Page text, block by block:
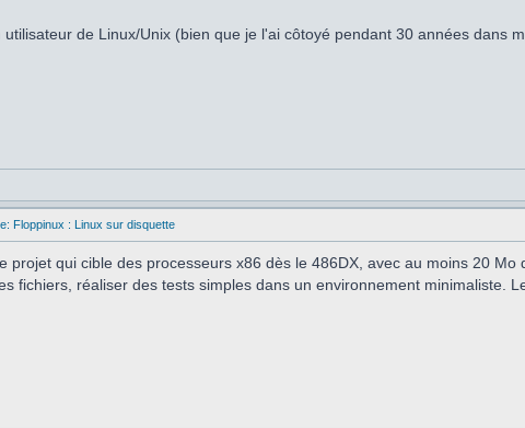
utilisateur de Linux/Unix (bien que je l'ai côtoyé pendant 30 années dans
Floppinux : Linux sur disquette
projet qui cible des processeurs x86 dès le 486DX, avec au moins 20
fichiers, réaliser des tests simples dans un environnement minimaliste.